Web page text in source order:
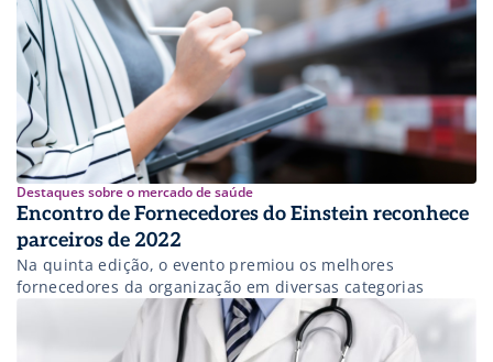
Destaques sobre o mercado de saúde
Encontro de Fornecedores do Einstein reconhece
parceiros de 2022
Na quinta edição, o evento premiou os melhores
fornecedores da organização em diversas categorias